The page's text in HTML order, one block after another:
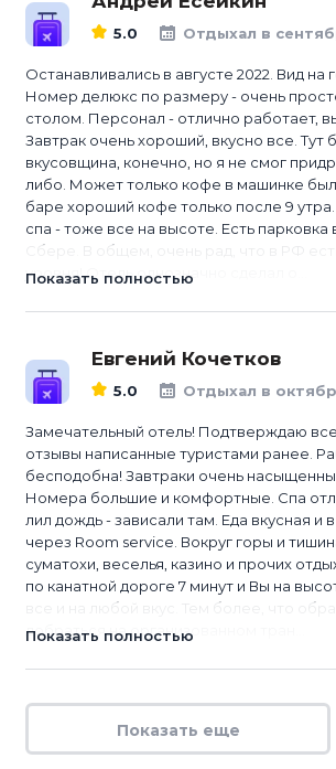
5.0 Отдыхал в
Останавливались в августе 2022. Вид на
Номер делюкс по размеру - очень
столом. Персонал - отлично работает,
Завтрак очень хороший, вкусно все. Тут
вкусовщина, конечно, но я не смог
либо. Может только кофе в машинке
баре хороший кофе только после 9 утра.
спа - тоже все на высоте. Есть парковка
Сбере. В общем, очень рад, что в РФ
уровня! Отель однозначно сделал о...
Показать полностью
Евгений Кочетков
5.0 Отдыхал в
Замечательный отель! Подтверждаю
отзывы написанные туристами ранее.
бесподобна! Завтраки очень
Номера большие и комфортные. Спа
лил дождь - зависали там. Еда вкусная и
через Room service. Вокруг горы и
суматохи, веселья, казино и прочих
по канатной дороге 7 минут и Вы на
все и на любой вкус. Тем более, что
добраться на организованном тран...
Показать полностью
Показать еще